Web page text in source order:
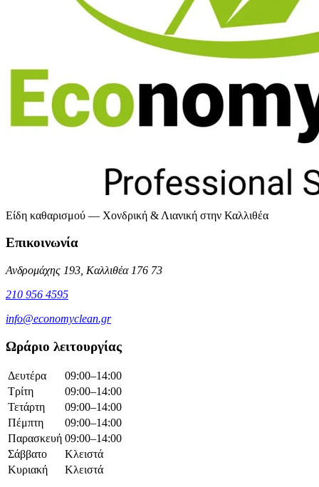
Είδη καθαρισμού — Χονδρική & Λιανική στην Καλλιθέα
Επικοινωνία
Ανδρομάχης 193, Καλλιθέα 176 73
210 956 4595
info@economyclean.gr
Ωράριο λειτουργίας
Δευτέρα
09:00–14:00
Τρίτη
09:00–14:00
Τετάρτη
09:00–14:00
Πέμπτη
09:00–14:00
Παρασκευή 09:00–14:00
Σάββατο
Κλειστά
Κυριακή
Κλειστά